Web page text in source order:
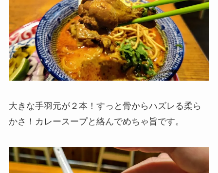
大きな手羽元が２本！すっと骨からハズレる柔ら
かさ！カレースープと絡んでめちゃ旨です。